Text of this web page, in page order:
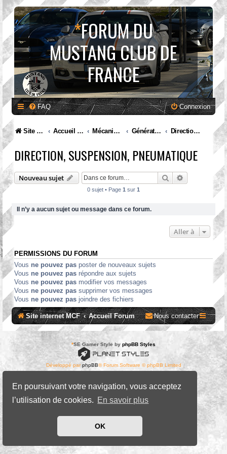
En poursuivant votre navigation, vous acceptez
l’utilisation de cookies. En savoir plus
OK
*FORUM DU
MUSTANG CLUB DE
FRANCE
FAQ Connexion
Site internet MCF Accueil Forum Mécanique et entretien Génération IV. Mustang (1994 à 2004) Direction, suspension, pneumatique
DIRECTION, SUSPENSION, PNEUMATIQUE
Nouveau sujet RechercherRecherche
0 sujet • Page 1 sur 1
Il n’y a aucun sujet ou message dans ce forum.
Aller à
PERMISSIONS DU FORUM
Vous ne pouvez pas poster de nouveaux sujets
Vous ne pouvez pas répondre aux sujets
Vous ne pouvez pas modifier vos messages
Vous ne pouvez pas supprimer vos messages
Vous ne pouvez pas joindre des fichiers
Site internet MCF Accueil Forum Nous contacter
*SE Gamer Style by phpBB Styles
Développé parphpBB® Forum Software © phpBB Limited
Confidentialité|